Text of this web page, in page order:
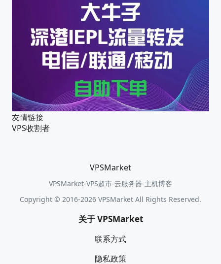
友情链接
VPS收割者
VPSMarket
VPSMarket-VPS超市-云服务器-主机博客
Copyright © 2016-2026 VPSMarket All Rights Reserved.
关于 VPSMarket
联系方式
隐私政策